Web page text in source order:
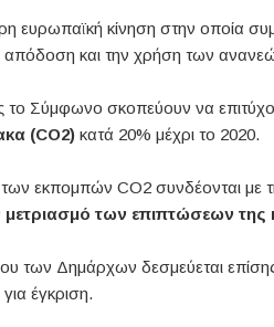
ευρωπαϊκή κίνηση στην οποία
απόδοση και την χρήση των
το Σύμφωνο σκοπεύουν να
(CO2) κατά 20% μέχρι το 2020.
εκπομπών CO2 συνδέονται με
μετριασμό των επιπτώσεων της
Δημάρχων δεσμεύεται επίσης
έγκριση.